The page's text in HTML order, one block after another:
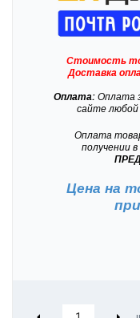
Стоимость
Доставка
Оплата: Оплата
сайте любой
Оплата
получении
Цена на
при